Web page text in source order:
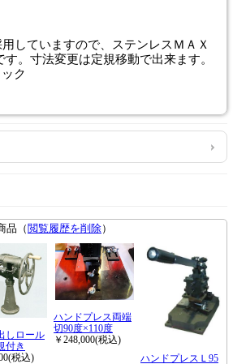
していますので、ステンレスＭＡＸ
。寸法変更は定規移動で出来ます。
ク